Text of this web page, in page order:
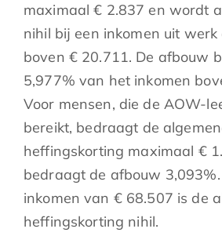
maximaal € 2.837 en wordt
nihil bij een inkomen uit
boven € 20.711. De afbouw
5,977% van het inkomen
Voor mensen, die de AOW-
bereikt, bedraagt de
heffingskorting maximaal €
bedraagt de afbouw
inkomen van € 68.507 is de
heffingskorting nihil.